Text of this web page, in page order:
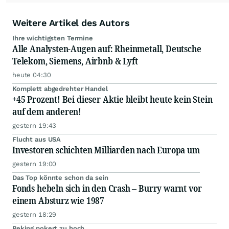
Weitere Artikel des Autors
Ihre wichtigsten Termine
Alle Analysten-Augen auf: Rheinmetall, Deutsche
Telekom, Siemens, Airbnb & Lyft
heute 04:30
Komplett abgedrehter Handel
+45 Prozent! Bei dieser Aktie bleibt heute kein Stein
auf dem anderen!
gestern 19:43
Flucht aus USA
Investoren schichten Milliarden nach Europa um
gestern 19:00
Das Top könnte schon da sein
Fonds hebeln sich in den Crash – Burry warnt vor
einem Absturz wie 1987
gestern 18:29